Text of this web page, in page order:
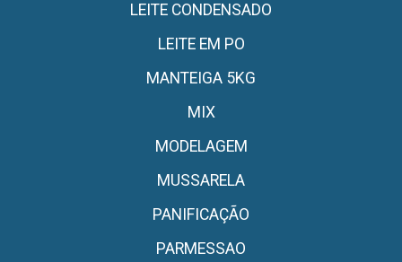
LEITE CONDENSADO
LEITE EM PO
MANTEIGA 5KG
MIX
MODELAGEM
MUSSARELA
PANIFICAÇÃO
PARMESSAO